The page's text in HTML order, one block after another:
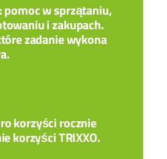
pomoc w sprzątaniu,
i zakupach.
zadanie wykona
korzyści rocznie
korzyści TRIXXO.